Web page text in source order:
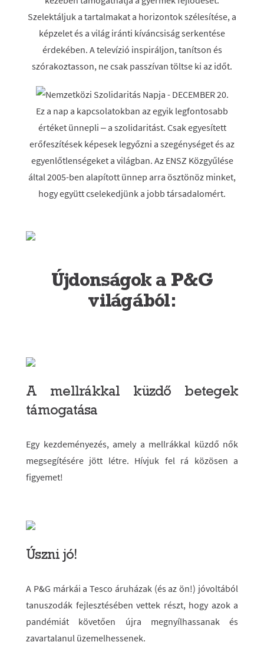
Szelektáljuk a tartalmakat a horizontok szélesítése, a
képzelet és a világ iránti kíváncsiság serkentése
érdekében. A televízió inspiráljon, tanítson és
szórakoztasson, ne csak passzívan töltse ki az időt.
Ez a nap a kapcsolatokban az egyik legfontosabb
értéket ünnepli – a szolidaritást. Csak egyesített
erőfeszítések képesek legyőzni a szegénységet és az
egyenlőtlenségeket a világban. Az ENSZ Közgyűlése
által 2005-ben alapított ünnep arra ösztönöz minket,
hogy együtt cselekedjünk a jobb társadalomért.
Újdonságok a P&G
világából:
A mellrákkal küzdő betegek
támogatása
Egy kezdeményezés, amely a mellrákkal küzdő nők
megsegítésére jött létre. Hívjuk fel rá közösen a
figyemet!
Úszni jó!
A P&G márkái a Tesco áruházak (és az ön!) jóvoltából
tanuszodák fejlesztésében vettek részt, hogy azok a
pandémiát követően újra megnyílhassanak és
zavartalanul üzemelhessenek.